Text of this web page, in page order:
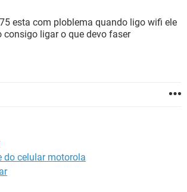
GMAIL
FACEBOOK
esta com ploblema quando ligo wifi ele
consigo ligar o que devo faser
do celular motorola